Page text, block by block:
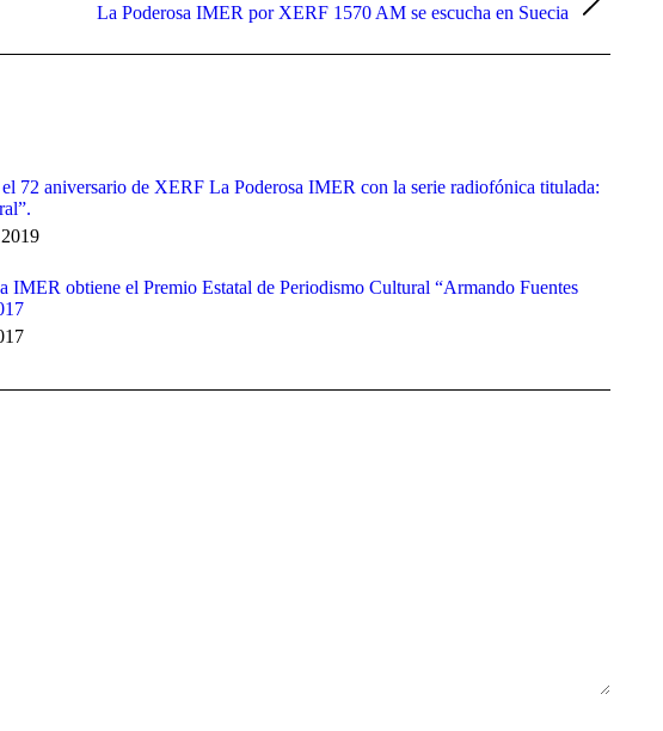
La Poderosa IMER por XERF 1570 AM se escucha en Suecia
el 72 aniversario de XERF La Poderosa IMER con la serie radiofónica titulada:
IMER obtiene el Premio Estatal de Periodismo Cultural “Armando Fuentes